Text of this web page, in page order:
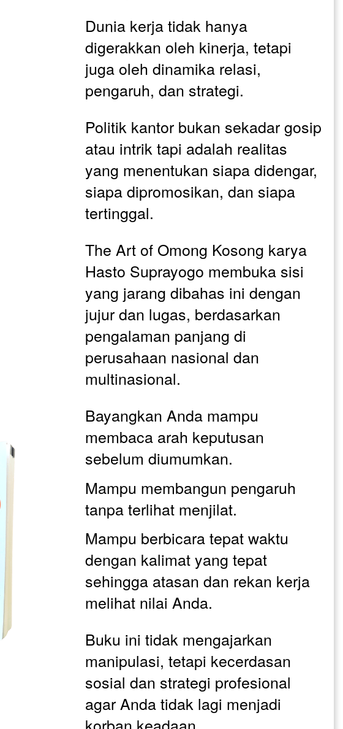
Dunia kerja tidak hanya
digerakkan oleh kinerja, tetapi
juga oleh dinamika relasi,
pengaruh, dan strategi.
Politik kantor bukan sekadar gosip
atau intrik tapi adalah realitas
yang menentukan siapa didengar,
siapa dipromosikan, dan siapa
tertinggal.
The Art of Omong Kosong karya
Hasto Suprayogo membuka sisi
yang jarang dibahas ini dengan
jujur dan lugas, berdasarkan
pengalaman panjang di
perusahaan nasional dan
multinasional.
Bayangkan Anda mampu
membaca arah keputusan
sebelum diumumkan.
Mampu membangun pengaruh
tanpa terlihat menjilat.
Mampu berbicara tepat waktu
dengan kalimat yang tepat
sehingga atasan dan rekan kerja
melihat nilai Anda.
Buku ini tidak mengajarkan
manipulasi, tetapi kecerdasan
sosial dan strategi profesional
agar Anda tidak lagi menjadi